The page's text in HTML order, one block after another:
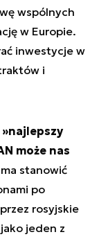
wspólnych
w Europie.
inwestycje w
i
może nas
stanowić
po
rosyjskie
jeden z